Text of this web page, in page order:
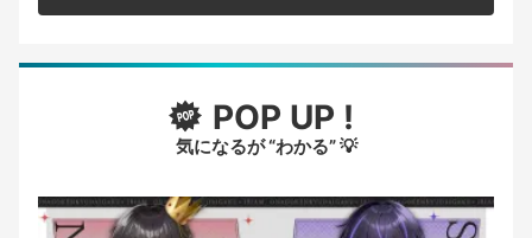
POP UP !
気になるが “わかる” 💡